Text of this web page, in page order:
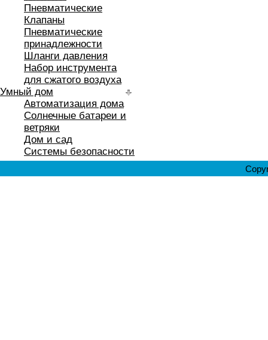
Пневматические
Клапаны
Пневматические
принадлежности
Шланги давления
Набор инструмента
для сжатого воздуха
Умный дом
Автоматизация дома
Солнечные батареи и
ветряки
Дом и сад
Системы безопасности